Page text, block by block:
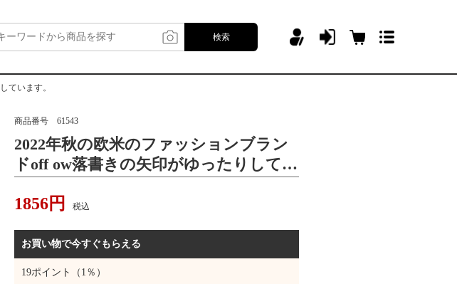
検索
ています。
商品番号 61543
2022年秋の欧米のファッションブラン
ドoff ow落書きの矢印がゆったりしてい
1856円 税込
お買い物で今すぐもらえる
19ポイント（1％）